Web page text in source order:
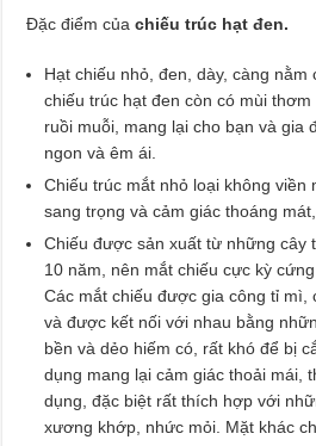
Đặc điểm của chiếu trúc hạt đen.
Hạt chiếu nhỏ, đen, dày, càng nằm
chiếu trúc hạt đen còn có mùi
ruồi muỗi, mang lại cho bạn và gia
ngon và êm ái.
Chiếu trúc mắt nhỏ loại không viền
sang trọng và cảm giác thoáng
Chiếu được sản xuất từ những cây
10 năm, nên mắt chiếu cực kỳ
Các mắt chiếu được gia công tỉ mì,
và được kết nối với nhau bằng
bền và dẻo hiếm có, rất khó để bị
dụng mang lại cảm giác thoải mái,
dụng, đặc biệt rất thích hợp với
xương khớp, nhức mỏi. Mặt khác